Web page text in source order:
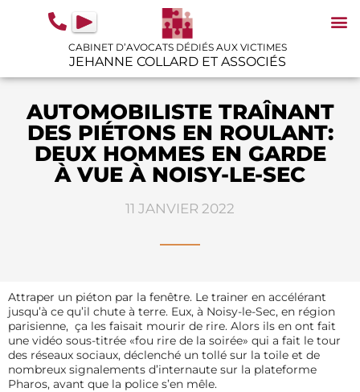
principal
CABINET D’AVOCATS DÉDIÉS AUX VICTIMES
JEHANNE COLLARD ET ASSOCIÉS
AUTOMOBILISTE TRAÎNANT
DES PIÉTONS EN ROULANT:
DEUX HOMMES EN GARDE
À VUE À NOISY-LE-SEC
11 JANVIER 2022
Attraper un piéton par la fenêtre. Le trainer en accélérant
jusqu’à ce qu’il chute à terre. Eux, à Noisy-le-Sec, en région
parisienne, ça les faisait mourir de rire. Alors ils en ont fait
une vidéo sous-titrée «fou rire de la soirée» qui a fait le tour
des réseaux sociaux, déclenché un tollé sur la toile et de
nombreux signalements d’internaute sur la plateforme
Pharos, avant que la police s’en mêle.